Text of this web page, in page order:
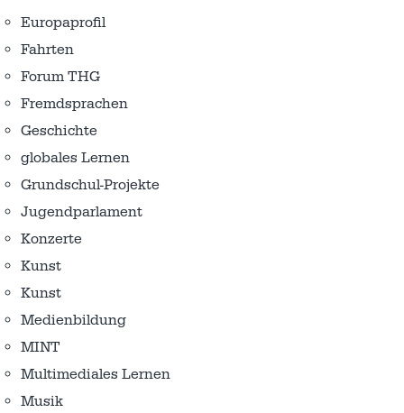
Europaprofil
Fahrten
Forum THG
Fremdsprachen
Geschichte
globales Lernen
Grundschul-Projekte
Jugendparlament
Konzerte
Kunst
Kunst
Medienbildung
MINT
Multimediales Lernen
Musik